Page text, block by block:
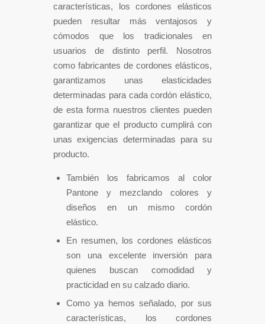
características, los cordones elásticos
pueden resultar más ventajosos y
cómodos que los tradicionales en
usuarios de distinto perfil. Nosotros
como fabricantes de cordones elásticos,
garantizamos unas elasticidades
determinadas para cada cordón elástico,
de esta forma nuestros clientes pueden
garantizar que el producto cumplirá con
unas exigencias determinadas para su
producto.
También los fabricamos al color
Pantone y mezclando colores y
diseños en un mismo cordón
elástico.
En resumen, los cordones elásticos
son una excelente inversión para
quienes buscan comodidad y
practicidad en su calzado diario.
Como ya hemos señalado, por sus
características, los cordones